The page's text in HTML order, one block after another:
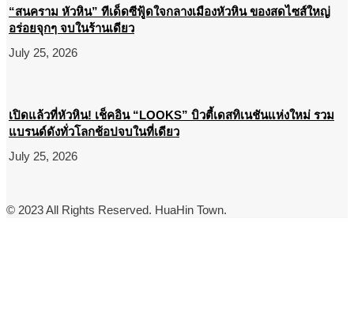
“สนคราม หัวหิน” ทีเด็ดซีฟู้ดใจกลางเมืองหัวหิน ของสดไซส์ใหญ่
อร่อยจุกๆ จบในร้านเดียว
July 25, 2026
เปิดแล้วที่หัวหิน! เช็คอิน “LOOKS” บิวตี้เดสทิเนชันแห่งใหม่ รวม
แบรนด์ดังทั่วโลกช้อปจบในที่เดียว
July 25, 2026
© 2023 All Rights Reserved. HuaHin Town.